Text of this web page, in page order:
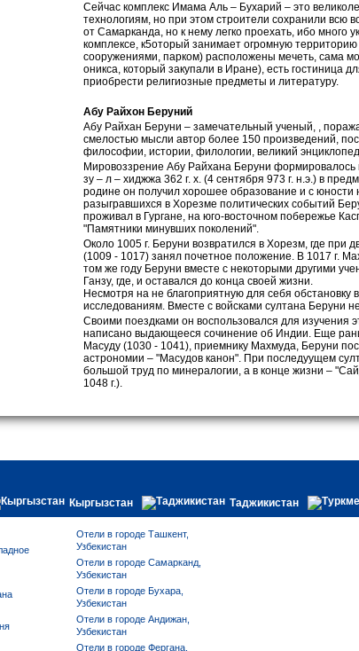
Сейчас комплекс Имама Аль – Бухарий – это
технологиям, но при этом строители сохранили всю
от Самарканда, но к нему легко проехать, ибо много
комплексе, к5оторый занимает огромную
сооружениями, парком) расположены мечеть, сама
оникса, который закупали в Иране), есть гостиница
приобрести религиозные предметы и литературу.
Абу Райхон Беруний
Абу Райхан Беруни – замечательный ученый, ,
смелостью мысли автор более 150 произведений,
философии, истории, филологии, великий
Мировоззрение Абу Райхана Беруни
зу – л – хиджжа 362 г. х. (4 сентября 973 г. н.э.) в
родине он получил хорошее образование и с юности
разыгравшихся в Хорезме политических событий
проживал в Гургане, на юго-восточном побережье
"Памятники минувших поколений".
Около 1005 г. Беруни возвратился в Хорезм, где
(1009 - 1017) занял почетное положение. В 1017 г.
том же году Беруни вместе с некоторыми другими
Ганзу, где, и оставался до конца своей жизни.
Несмотря на не благоприятную для себя
исследованиям. Вместе с войсками султана Беруни
Своими поездками он воспользовался для изучения
написано выдающееся сочинение об Индии. Еще
Масуду (1030 - 1041), приемнику Махмуда, Беруни
астрономии – "Масудов канон". При последуущем
большой труд по минералогии, а в конце жизни –
1048 г.).
Кыргызстан Таджикистан
Отели в городе Ташкент,
Узбекистан
Отели в городе Самарканд,
Узбекистан
Отели в городе Бухара,
Узбекистан
Отели в городе Андижан,
Узбекистан
Отели в городе Фергана,